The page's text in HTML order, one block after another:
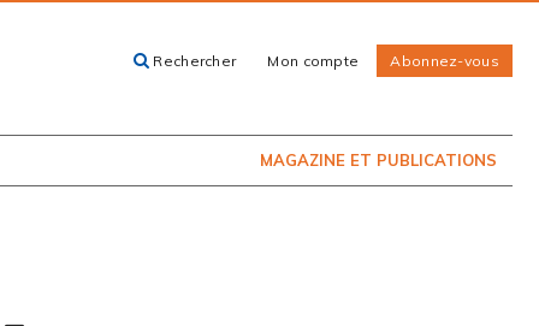
Rechercher Mon compte Abonnez-vous
MAGAZINE ET PUBLICATIONS
EN KIOSQUE